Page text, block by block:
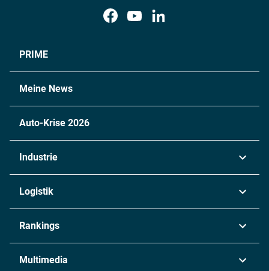
PRIME
Meine News
Auto-Krise 2026
Industrie
Chemie
Metall
Logistik
Rankings
Multimedia